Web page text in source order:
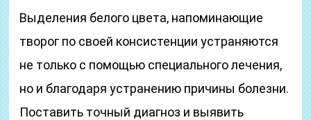
Выделения белого цвета, напоминающие
творог по своей консистенции устраняются
не только с помощью специального лечения,
но и благодаря устранению причины болезни.
Поставить точный диагноз и выявить